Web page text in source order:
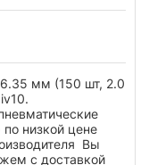
6.35 мм (150 шт, 2.0
низкой цене
Вы
с доставкой